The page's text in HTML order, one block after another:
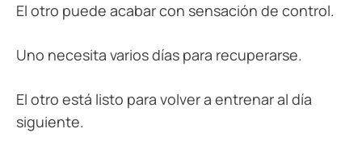
El otro puede acabar con sensación de control.
Uno necesita varios días para recuperarse.
El otro está listo para volver a entrenar al día
siguiente.